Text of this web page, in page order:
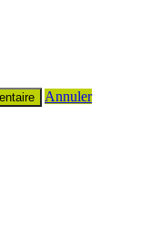
Annuler